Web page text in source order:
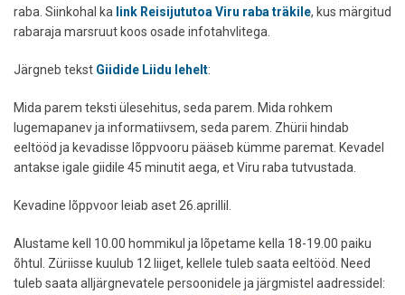
raba. Siinkohal ka link Reisijututoa Viru raba träkile, kus märgitud
rabaraja marsruut koos osade infotahvlitega.
Järgneb tekst Giidide Liidu lehelt:
Mida parem teksti ülesehitus, seda parem. Mida rohkem
lugemapanev ja informatiivsem, seda parem. Zhürii hindab
eeltööd ja kevadisse lõppvooru pääseb kümme paremat. Kevadel
antakse igale giidile 45 minutit aega, et Viru raba tutvustada.
Kevadine lõppvoor leiab aset 26.aprillil.
Alustame kell 10.00 hommikul ja lõpetame kella 18-19.00 paiku
õhtul. Züriisse kuulub 12 liiget, kellele tuleb saata eeltööd. Need
tuleb saata alljärgnevatele persoonidele ja järgmistel aadressidel: